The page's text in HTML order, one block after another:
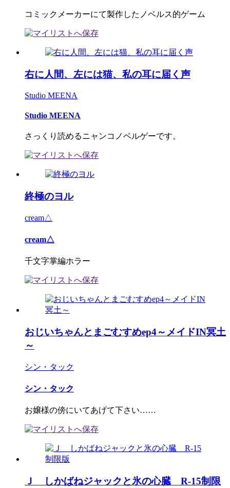
コミックメーカーにて製作したノベルス的ゲーム
右に人間、左には猫、私の耳に届く声
Studio MEENA
Studio MEENA
さっくり読めるニャンコノベルゲーです。
終極のヨル
cream△
cream△
千文字掌編ホラー
おじいちゃんとまごむすめep4～メイドIN冥土
～
シン・タック
シン・タック
お嬢様の傍にいてあげて下さい……
Ｊ しかばねジャックと氷の心臓 R-15制限